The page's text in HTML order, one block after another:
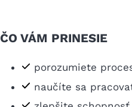
ČO VÁM PRINESIE
porozumiete
naučíte sa